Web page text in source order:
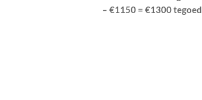
– €1150 = €1300 tegoed